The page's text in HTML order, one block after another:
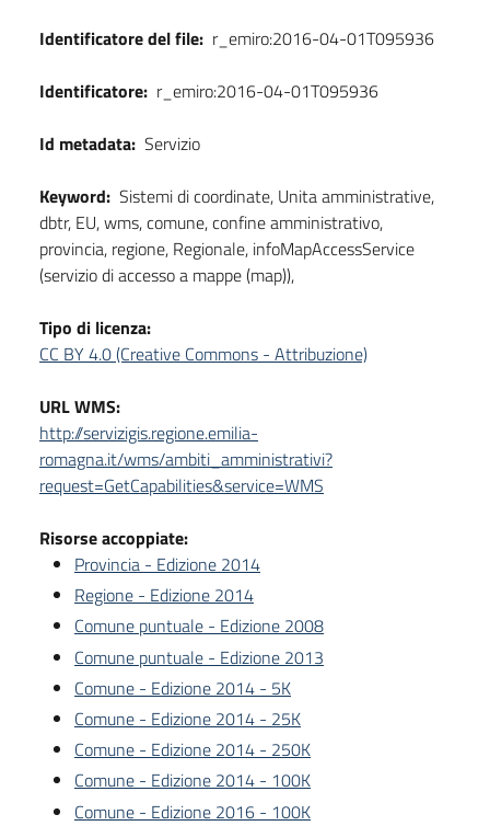
Seguici
suIdentificatore del file: r_emiro:2016-04-01T095936
Identificatore: r_emiro:2016-04-01T095936
Id metadata: Servizio
Keyword: Sistemi di coordinate, Unita amministrative,
dbtr, EU, wms, comune, confine amministrativo,
provincia, regione, Regionale, infoMapAccessService
(servizio di accesso a mappe (map)),
Tipo di licenza:
CC BY 4.0 (Creative Commons - Attribuzione)
URL WMS:
http://servizigis.regione.emilia-
romagna.it/wms/ambiti_amministrativi?
request=GetCapabilities&service=WMS
Risorse accoppiate:
Provincia - Edizione 2014
Regione - Edizione 2014
Comune puntuale - Edizione 2008
Comune puntuale - Edizione 2013
Comune - Edizione 2014 - 5K
Comune - Edizione 2014 - 25K
Comune - Edizione 2014 - 250K
Comune - Edizione 2014 - 100K
Comune - Edizione 2016 - 100K